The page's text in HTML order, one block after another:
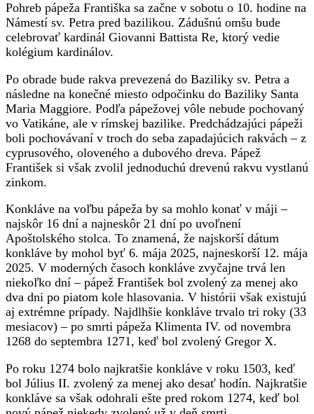
Pohreb pápeža Františka sa začne v sobotu o 10. hodine na
Námestí sv. Petra pred bazilikou. Zádušnú omšu bude
celebrovať kardinál Giovanni Battista Re, ktorý vedie
kolégium kardinálov.
Po obrade bude rakva prevezená do Baziliky sv. Petra a
následne na konečné miesto odpočinku do Baziliky Santa
Maria Maggiore. Podľa pápežovej vôle nebude pochovaný
vo Vatikáne, ale v rímskej bazilike. Predchádzajúci pápeži
boli pochovávaní v troch do seba zapadajúcich rakvách – z
cyprusového, oloveného a dubového dreva. Pápež
František si však zvolil jednoduchú drevenú rakvu vystlanú
zinkom.
Konkláve na voľbu pápeža by sa mohlo konať v máji –
najskôr 16 dní a najneskôr 21 dní po uvoľnení
Apoštolského stolca. To znamená, že najskorší dátum
konkláve by mohol byť 6. mája 2025, najneskorší 12. mája
2025. V moderných časoch konkláve zvyčajne trvá len
niekoľko dní – pápež František bol zvolený za menej ako
dva dni po piatom kole hlasovania. V histórii však existujú
aj extrémne prípady. Najdlhšie konkláve trvalo tri roky (33
mesiacov) – po smrti pápeža Klimenta IV. od novembra
1268 do septembra 1271, keď bol zvolený Gregor X.
Po roku 1274 bolo najkratšie konkláve v roku 1503, keď
bol Július II. zvolený za menej ako desať hodín. Najkratšie
konkláve sa však odohrali ešte pred rokom 1274, keď bol